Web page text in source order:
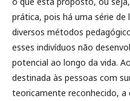
prática, pois há uma série
diversos métodos
esses indivíduos não
potencial ao longo da vida.
destinada às pessoas com
teoricamente reconhecido, a